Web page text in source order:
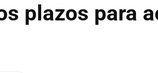
plazos para